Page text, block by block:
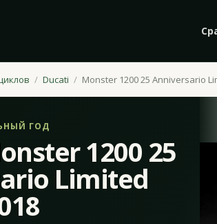
Ducati Monster 1200 25 Anniversario
ГОД
1200 25
Limited